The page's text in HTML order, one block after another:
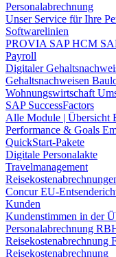
Personalabrechnung
Unser Service für Ihre
Softwarelinien
PROVIA SAP HCM
Payroll
Digitaler
Gehaltsnachweisen
Wohnungswirtschaft
SAP SuccessFactors
Alle Module | Übersicht
Performance & Goals
QuickStart-Pakete
Digitale Personalakte
Travelmanagement
ConcurEU-
Kunden
Kundenstimmen in der
Personalabrechnung
Reisekostenabrechnung
Reisekostenabrechnung